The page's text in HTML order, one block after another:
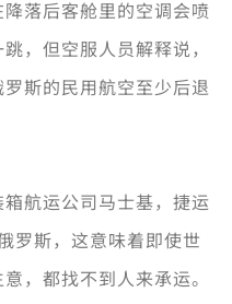
落后客舱里的空调会喷
，但空服人员解释说，
斯的民用航空至少后退
航运公司马士基，捷运
罗斯，这意味着即使世
，都找不到人来承运。